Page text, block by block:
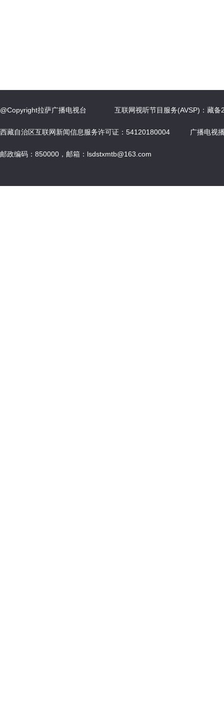
@Copyright拉萨广播电视台 互联网视听节目服务
西藏自治区互联网新闻信息服务许可证：54120180004 广播电视
邮政编码：850000，邮箱：lsdstxmtb@163.com